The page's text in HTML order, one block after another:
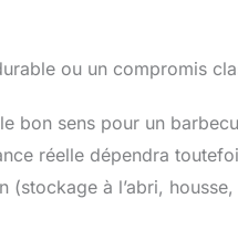
ou un compromis
bon sens pour un
réelle dépendra
à l’abri,